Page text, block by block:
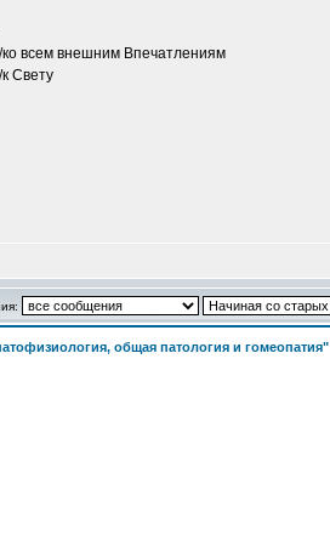
всем внешним Впечатлениям
Свету
общая патология и гомеопатия"